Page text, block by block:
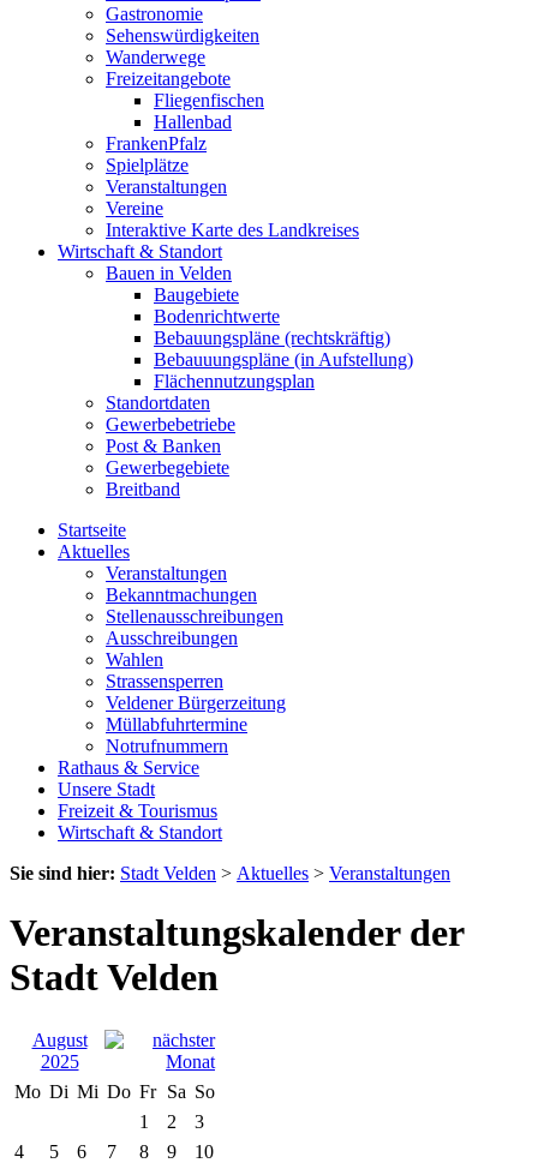
Gastronomie
Sehenswürdigkeiten
Wanderwege
Freizeitangebote
Fliegenfischen
Hallenbad
FrankenPfalz
Spielplätze
Veranstaltungen
Vereine
Interaktive Karte des Landkreises
Wirtschaft & Standort
Bauen in Velden
Baugebiete
Bodenrichtwerte
Bebauungspläne (rechtskräftig)
Bebauuungspläne (in Aufstellung)
Flächennutzungsplan
Standortdaten
Gewerbebetriebe
Post & Banken
Gewerbegebiete
Breitband
Startseite
Aktuelles
Veranstaltungen
Bekanntmachungen
Stellenausschreibungen
Ausschreibungen
Wahlen
Strassensperren
Veldener Bürgerzeitung
Müllabfuhrtermine
Notrufnummern
Rathaus & Service
Unsere Stadt
Freizeit & Tourismus
Wirtschaft & Standort
Sie sind hier: Stadt Velden > Aktuelles > Veranstaltungen
Veranstaltungskalender der
Stadt Velden
August
2025
Mo Di Mi Do Fr Sa So
1
2
3
4
5 6 7 8 9
10